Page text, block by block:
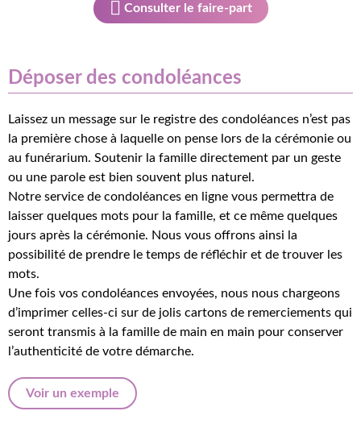
Consulter le faire-part
Déposer des condoléances
Laissez un message sur le registre des condoléances n’est pas
la première chose à laquelle on pense lors de la cérémonie ou
au funérarium. Soutenir la famille directement par un geste
ou une parole est bien souvent plus naturel.
Notre service de condoléances en ligne vous permettra de
laisser quelques mots pour la famille, et ce même quelques
jours après la cérémonie. Nous vous offrons ainsi la
possibilité de prendre le temps de réfléchir et de trouver les
mots.
Une fois vos condoléances envoyées, nous nous chargeons
d’imprimer celles-ci sur de jolis cartons de remerciements qui
seront transmis à la famille de main en main pour conserver
l’authenticité de votre démarche.
Voir un exemple